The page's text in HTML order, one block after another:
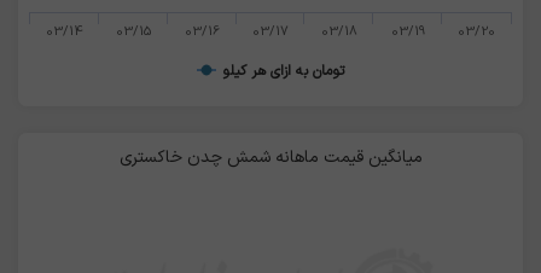
تومان به ازای هر کیلو
03/14 03/15 03/16 03/17 03/18 03/19 03/20
میانگین قیمت ماهانه شمش چدن خاکستری